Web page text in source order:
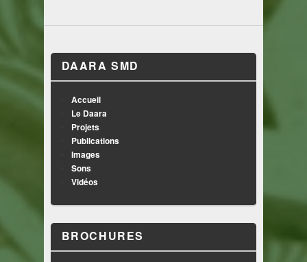
DAARA SMD
Accueil
Le Daara
Projets
Publications
Images
Sons
Vidéos
BROCHURES